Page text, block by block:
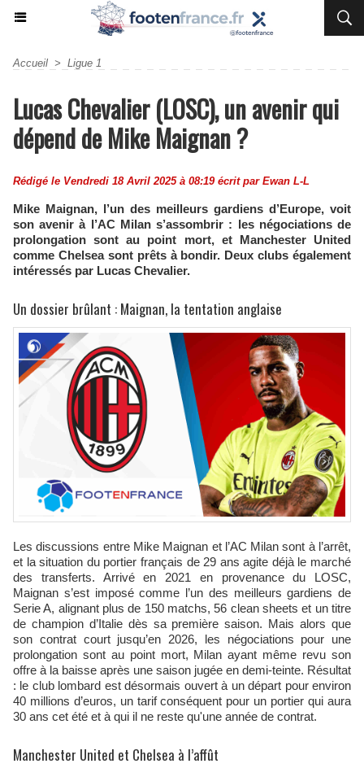
Accueil > Ligue 1
Lucas Chevalier (LOSC), un avenir qui
dépend de Mike Maignan ?
Rédigé le Vendredi 18 Avril 2025 à 08:19 écrit par Ewan L-L
Mike Maignan, l’un des meilleurs gardiens d’Europe, voit
son avenir à l’AC Milan s’assombrir : les négociations de
prolongation sont au point mort, et Manchester United
comme Chelsea sont prêts à bondir. Deux clubs également
intéressés par Lucas Chevalier.
Un dossier brûlant : Maignan, la tentation anglaise
Les discussions entre Mike Maignan et l’AC Milan sont à l’arrêt,
et la situation du portier français de 29 ans agite déjà le marché
des transferts. Arrivé en 2021 en provenance du LOSC,
Maignan s’est imposé comme l’un des meilleurs gardiens de
Serie A, alignant plus de 150 matchs, 56 clean sheets et un titre
de champion d’Italie dès sa première saison. Mais alors que
son contrat court jusqu’en 2026, les négociations pour une
prolongation sont au point mort, Milan ayant même revu son
offre à la baisse après une saison jugée en demi-teinte. Résultat
: le club lombard est désormais ouvert à un départ pour environ
40 millions d’euros, un tarif conséquent pour un portier qui aura
30 ans cet été et à qui il ne reste qu'une année de contrat.
Manchester United et Chelsea à l’affût